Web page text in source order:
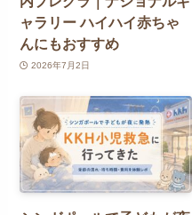
ャラリー ハイハイ赤ちゃ
んにもおすすめ
2026年7月2日